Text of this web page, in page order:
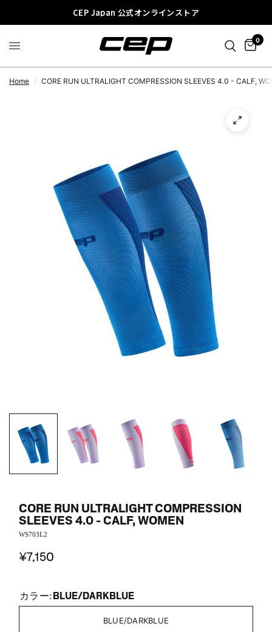
CEP Japan 公式オンラインストア
0
Home / CORE RUN ULTRALIGHT COMPRESSION SLEEVES 4.0 - CALF,
CORE RUN ULTRALIGHT COMPRESSION
SLEEVES 4.0 - CALF, WOMEN
WS703L2
¥7,150
カラー: BLUE/DARKBLUE
BLUE/DARKBLUE